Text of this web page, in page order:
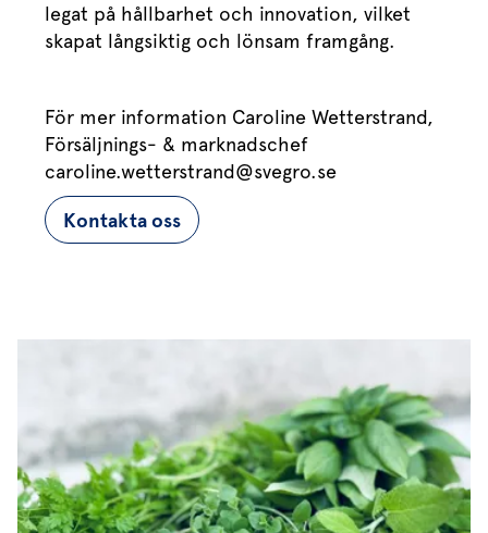
legat på hållbarhet och innovation, vilket
skapat långsiktig och lönsam framgång.
För mer information Caroline Wetterstrand,
Försäljnings- & marknadschef
caroline.wetterstrand@svegro.se
Kontakta oss